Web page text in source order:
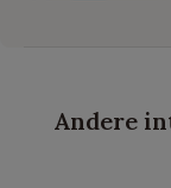
Andere